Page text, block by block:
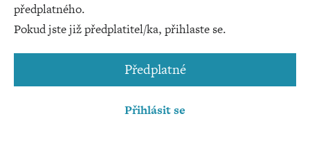
předplatného.
Pokud jste již předplatitel/ka, přihlaste se.
Předplatné
Přihlásit se